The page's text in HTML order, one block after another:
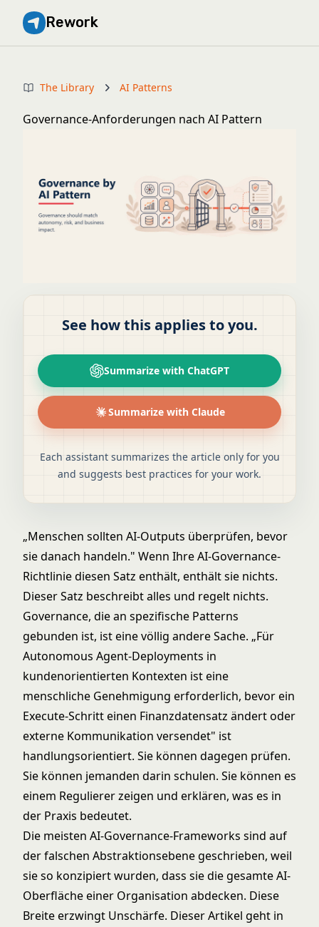
Rework
The Library AI Patterns
Governance-Anforderungen nach AI Pattern
See how this applies to you.
Summarize with ChatGPT
Summarize with Claude
Each assistant summarizes the article only for you
and suggests best practices for your work.
„Menschen sollten AI-Outputs überprüfen, bevor
sie danach handeln." Wenn Ihre AI-Governance-
Richtlinie diesen Satz enthält, enthält sie nichts.
Dieser Satz beschreibt alles und regelt nichts.
Governance, die an spezifische Patterns
gebunden ist, ist eine völlig andere Sache. „Für
Autonomous Agent-Deployments in
kundenorientierten Kontexten ist eine
menschliche Genehmigung erforderlich, bevor ein
Execute-Schritt einen Finanzdatensatz ändert oder
externe Kommunikation versendet" ist
handlungsorientiert. Sie können dagegen prüfen.
Sie können jemanden darin schulen. Sie können es
einem Regulierer zeigen und erklären, was es in
der Praxis bedeutet.
Die meisten AI-Governance-Frameworks sind auf
der falschen Abstraktionsebene geschrieben, weil
sie so konzipiert wurden, dass sie die gesamte AI-
Oberfläche einer Organisation abdecken. Diese
Breite erzwingt Unschärfe. Dieser Artikel geht in